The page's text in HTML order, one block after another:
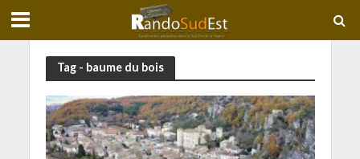
Tag - baume du bois